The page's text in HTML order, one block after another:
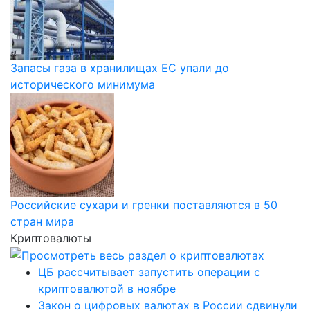
Запасы газа в хранилищах ЕС упали до
исторического минимума
Российские сухари и гренки поставляются в 50
стран мира
Криптовалюты
ЦБ рассчитывает запустить операции с
криптовалютой в ноябре
Закон о цифровых валютах в России сдвинули